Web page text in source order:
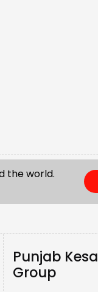
the world.
Punjab Kesari